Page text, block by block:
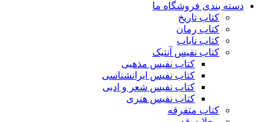
دسته بندی فروشگاه ما
کتاب تاریخ
کتاب رمان
کتاب نایاب
کتاب نفیس آنتیک
کتاب نفیس مذهبی
کتاب نفیس ایرانشناسی
کتاب نفیس شعر و ادبی
کتاب نفیس هنری
کتاب متفرقه